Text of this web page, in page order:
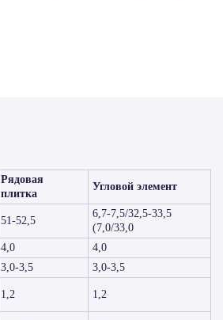
Рядовая
плитка
Угловой элемент
51-52,5
6,7-7,5/32,5-33,5
(7,0/33,0
4,0
4,0
3,0-3,5
3,0-3,5
1,2 1,2